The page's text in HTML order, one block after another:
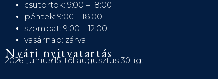
csütörtök: 9:00 – 18:00
péntek: 9:00 – 18:00
szombat: 9:00 – 12:00
vasárnap: zárva
Nyári nyitvatartás
2026. június 15-től augusztus 30-ig: